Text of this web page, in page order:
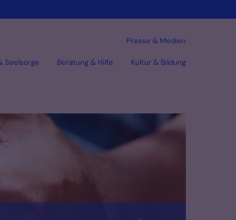
Seelsorge Beratung & Hilfe Kultur & Bildung
Presse & Medien